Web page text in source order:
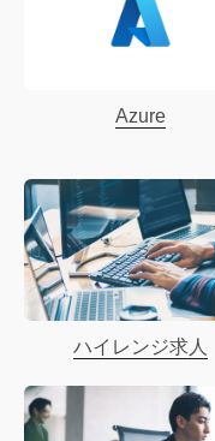
Azure
ハイレンジ求人